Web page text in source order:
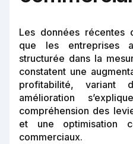
Les données récentes
que les entreprises
structurée dans la
constatent une
profitabilité,
amélioration
compréhension des
et une optimisation
commerciaux.